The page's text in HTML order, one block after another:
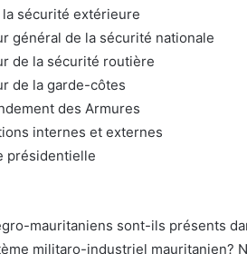
la sécurité extérieure
général de la sécurité nationale
de la sécurité routière
de la garde-côtes
des Armures
internes et externes
présidentielle
mauritaniens sont-ils présents
militaro-industriel mauritanien?